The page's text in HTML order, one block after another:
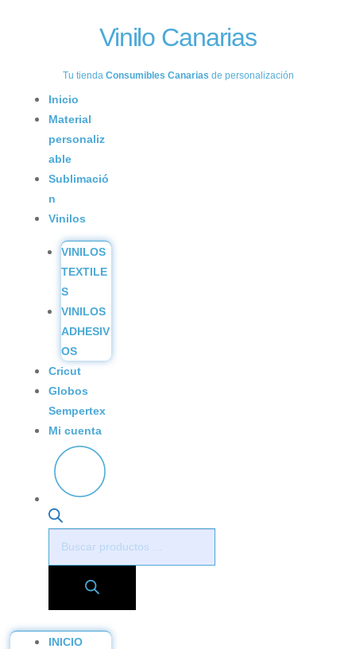
Vinilo Canarias
Tu tienda Consumibles Canarias de personalización
Inicio
Material
personaliz
able
Sublimació
n
Vinilos
VINILOS
TEXTILE
S
VINILOS
ADHESIV
OS
Cricut
Globos
Sempertex
Mi cuenta
productos
INICIO